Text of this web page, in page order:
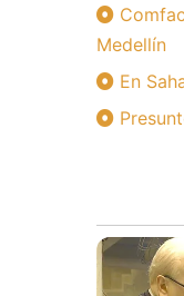
Medellín
En